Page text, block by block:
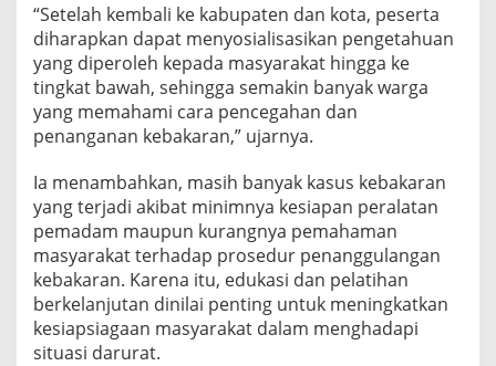
“Setelah kembali ke kabupaten dan kota, peserta
diharapkan dapat menyosialisasikan pengetahuan
yang diperoleh kepada masyarakat hingga ke
tingkat bawah, sehingga semakin banyak warga
yang memahami cara pencegahan dan
penanganan kebakaran,” ujarnya.
Ia menambahkan, masih banyak kasus kebakaran
yang terjadi akibat minimnya kesiapan peralatan
pemadam maupun kurangnya pemahaman
masyarakat terhadap prosedur penanggulangan
kebakaran. Karena itu, edukasi dan pelatihan
berkelanjutan dinilai penting untuk meningkatkan
kesiapsiagaan masyarakat dalam menghadapi
situasi darurat.